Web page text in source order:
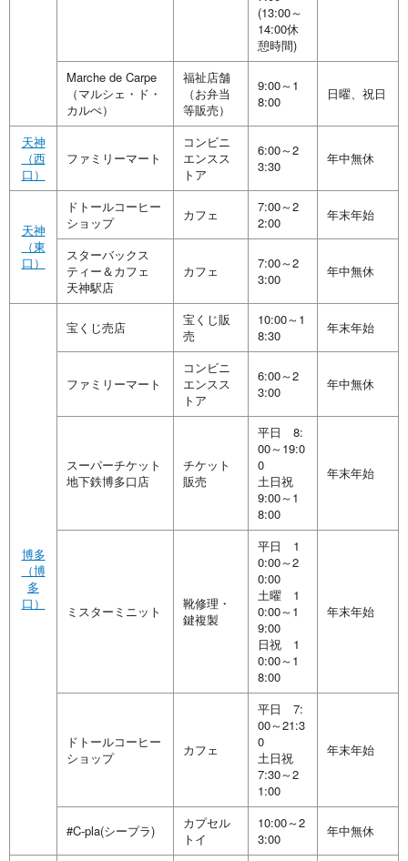
(13:00～
14:00休
憩時間)
Marche de Carpe
（マルシェ・ド・
カルぺ）
福祉店舗
（お弁当
等販売）
9:00～1
8:00
日曜、祝日
天神
（西
口）
ファミリーマート
コンビニ
エンスス
トア
6:00～2
3:30
年中無休
天神
（東
口）
ドトールコーヒー
ショップ
カフェ
7:00～2
2:00
年末年始
スターバックス
ティー＆カフェ
天神駅店
カフェ
7:00～2
3:00
年中無休
博多
（博
多
口）
宝くじ売店
宝くじ販
売
10:00～1
8:30
年末年始
ファミリーマート
コンビニ
エンスス
トア
6:00～2
3:00
年中無休
スーパーチケット
地下鉄博多口店
チケット
販売
平日 8:
00～19:0
0
土日祝
9:00～1
8:00
年末年始
ミスターミニット
靴修理・
鍵複製
平日 1
0:00～2
0:00
土曜 1
0:00～1
9:00
日祝 1
0:00～1
8:00
年末年始
ドトールコーヒー
ショップ
カフェ
平日 7:
00～21:3
0
土日祝
7:30～2
1:00
年末年始
#C-pla(シープラ)
カプセル
トイ
10:00～2
3:00
年中無休